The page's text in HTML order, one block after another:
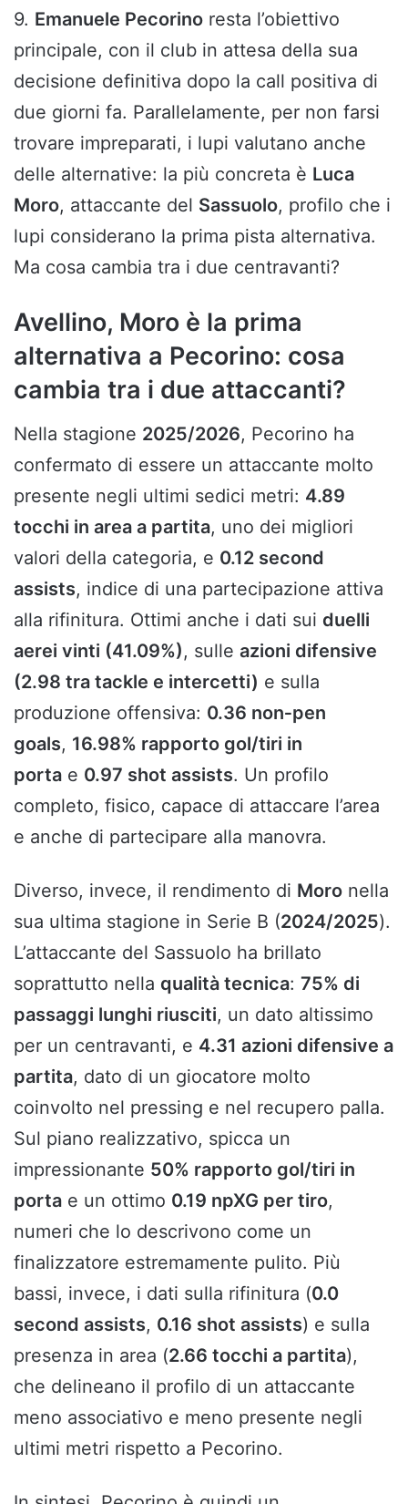
9. Emanuele Pecorino resta l’obiettivo
principale, con il club in attesa della sua
decisione definitiva dopo la call positiva di
due giorni fa. Parallelamente, per non farsi
trovare impreparati, i lupi valutano anche
delle alternative: la più concreta è Luca
Moro, attaccante del Sassuolo, profilo che i
lupi considerano la prima pista alternativa.
Ma cosa cambia tra i due centravanti?
Avellino, Moro è la prima
alternativa a Pecorino: cosa
cambia tra i due attaccanti?
Nella stagione 2025/2026, Pecorino ha
confermato di essere un attaccante molto
presente negli ultimi sedici metri: 4.89
tocchi in area a partita, uno dei migliori
valori della categoria, e 0.12 second
assists, indice di una partecipazione attiva
alla rifinitura. Ottimi anche i dati sui duelli
aerei vinti (41.09%), sulle azioni difensive
(2.98 tra tackle e intercetti) e sulla
produzione offensiva: 0.36 non‑pen
goals, 16.98% rapporto gol/tiri in
porta e 0.97 shot assists. Un profilo
completo, fisico, capace di attaccare l’area
e anche di partecipare alla manovra.
Diverso, invece, il rendimento di Moro nella
sua ultima stagione in Serie B (2024/2025).
L’attaccante del Sassuolo ha brillato
soprattutto nella qualità tecnica: 75% di
passaggi lunghi riusciti, un dato altissimo
per un centravanti, e 4.31 azioni difensive a
partita, dato di un giocatore molto
coinvolto nel pressing e nel recupero palla.
Sul piano realizzativo, spicca un
impressionante 50% rapporto gol/tiri in
porta e un ottimo 0.19 npXG per tiro,
numeri che lo descrivono come un
finalizzatore estremamente pulito. Più
bassi, invece, i dati sulla rifinitura (0.0
second assists, 0.16 shot assists) e sulla
presenza in area (2.66 tocchi a partita),
che delineano il profilo di un attaccante
meno associativo e meno presente negli
ultimi metri rispetto a Pecorino.